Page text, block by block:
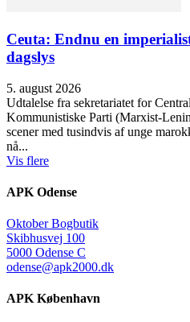
Ceuta: Endnu en
dagslys
5. august 2026
Udtalelse fra sekretariatet for
Kommunistiske Parti (Marxist-
scener med tusindvis af unge
nå...
Vis flere
APK Odense
Oktober Bogbutik
Skibhusvej 100
5000 Odense C
odense@apk2000.dk
APK København